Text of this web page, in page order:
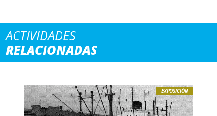
ACTIVIDADES
RELACIONADAS
EXPOSICIÓN